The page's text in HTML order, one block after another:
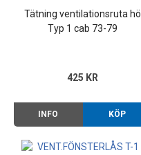
Tätning ventilationsruta hö
Typ 1 cab 73-79
425 KR
INFO KÖP